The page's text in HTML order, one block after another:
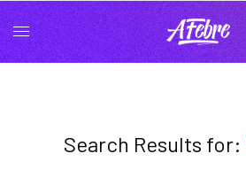
Search Results for: